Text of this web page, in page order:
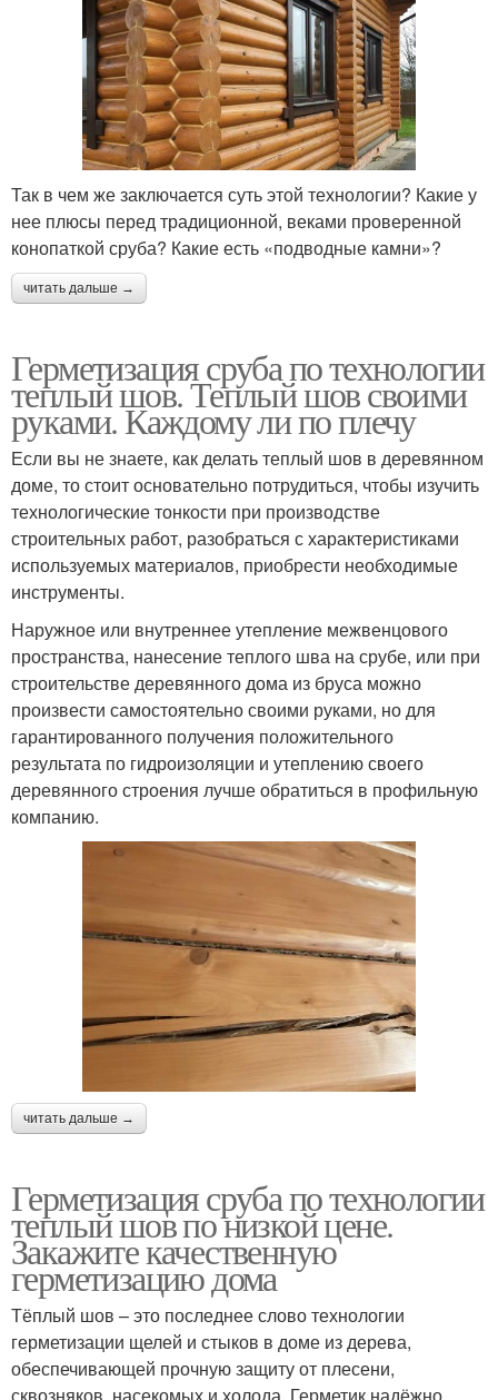
Так в чем же заключается суть этой технологии? Какие у
нее плюсы перед традиционной, веками проверенной
конопаткой сруба? Какие есть «подводные камни»?
читать дальше →
Герметизация сруба по технологии
теплый шов. Теплый шов своими
руками. Каждому ли по плечу
Если вы не знаете, как делать теплый шов в деревянном
доме, то стоит основательно потрудиться, чтобы изучить
технологические тонкости при производстве
строительных работ, разобраться с характеристиками
используемых материалов, приобрести необходимые
инструменты.
Наружное или внутреннее утепление межвенцового
пространства, нанесение теплого шва на срубе, или при
строительстве деревянного дома из бруса можно
произвести самостоятельно своими руками, но для
гарантированного получения положительного
результата по гидроизоляции и утеплению своего
деревянного строения лучше обратиться в профильную
компанию.
читать дальше →
Герметизация сруба по технологии
теплый шов по низкой цене.
Закажите качественную
герметизацию дома
Тёплый шов – это последнее слово технологии
герметизации щелей и стыков в доме из дерева,
обеспечивающей прочную защиту от плесени,
сквозняков, насекомых и холода. Герметик надёжно